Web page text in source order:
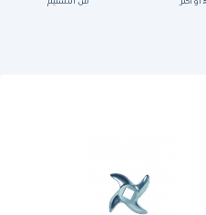
أو أكثر من التسليم